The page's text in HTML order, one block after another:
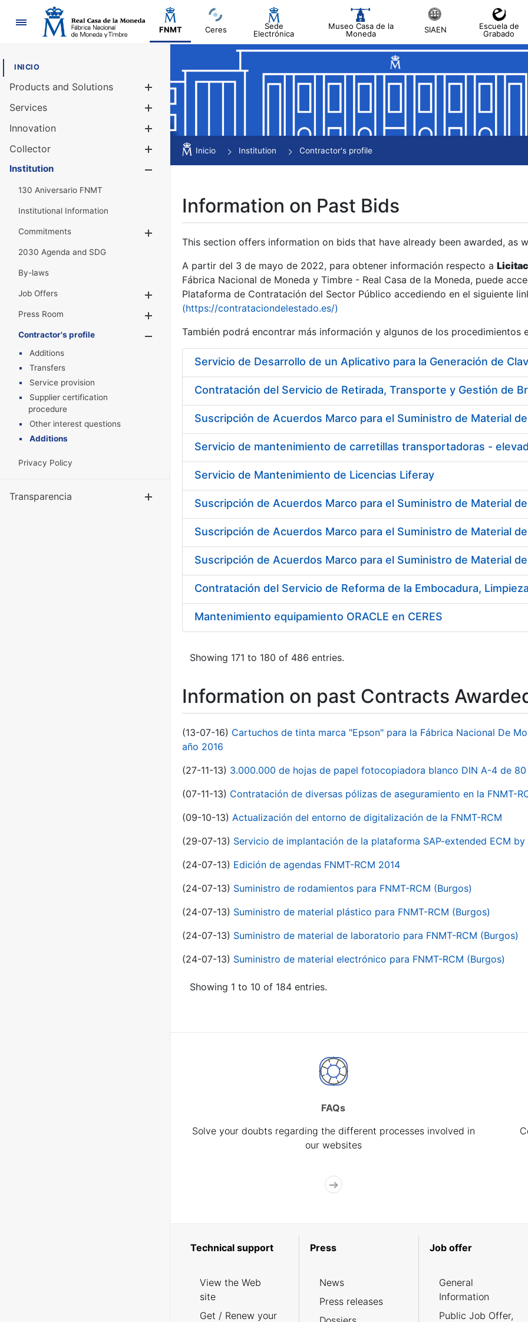
Navigation
FNMT Ceres
Sede
Electrónica
Museo Casa de la
Moneda
SIAEN
Escuela de
Grabado
INICIO
Products and Solutions
Services
Innovation
Collector
Show/Hide
Institution
130 Aniversario FNMT
Institutional Information
Commitments
2030 Agenda and SDG
By-laws
Job Offers
Show/Hide
Press Room
Show/Hide
Contractor's profile
Show/Hide
Additions
Transfers
Service provision
Supplier certification
procedure
Other interest questions
Additions
Privacy Policy
Transparencia Show/Hide
Inicio Institution Contractor's profile
Information on Past Bids
This section offers information on bids that have already been awarded, as
A partir del 3 de mayo de 2022, para obtener información respecto a
Fábrica Nacional de Moneda y Timbre - Real Casa de la Moneda, puede
Plataforma de Contratación del Sector Público accediendo en el siguiente
(https://contrataciondelestado.es/)
También podrá encontrar más información y algunos de los procedimientos
Servicio de Desarrollo de un Aplicativo para la Generación de
Contratación del Servicio de Retirada, Transporte y Gestión de
Suscripción de Acuerdos Marco para el Suministro de Material
Servicio de mantenimiento de carretillas transportadoras -
Servicio de Mantenimiento de Licencias Liferay
Suscripción de Acuerdos Marco para el Suministro de Material
Suscripción de Acuerdos Marco para el Suministro de Material
Suscripción de Acuerdos Marco para el Suministro de Material
Mantenimiento equipamiento ORACLE en CERES
Showing 171 to 180 of 486 entries.
Information on past Contracts
(13-07-16) Cartuchos de tinta marca "Epson" para la Fábrica Nacional De
año 2016
(27-11-13) 3.000.000 de hojas de papel fotocopiadora blanco DIN A-4 de 80
(07-11-13) Contratación de diversas pólizas de aseguramiento en la FNMT-
(09-10-13) Actualización del entorno de digitalización de la FNMT-RCM
(29-07-13) Servicio de implantación de la plataforma SAP-extended ECM by
(24-07-13) Edición de agendas FNMT-RCM 2014
(24-07-13) Suministro de rodamientos para FNMT-RCM (Burgos)
(24-07-13) Suministro de material plástico para FNMT-RCM (Burgos)
(24-07-13) Suministro de material de laboratorio para FNMT-RCM (Burgos)
(24-07-13) Suministro de material electrónico para FNMT-RCM (Burgos)
Showing 1 to 10 of 184 entries.
FAQs
Solve your doubts regarding the different processes involved in
our websites
Technical support
View the Web
site
Get / Renew your
Press
News
Press releases
Job offer
General
Information
Public Job Offer,